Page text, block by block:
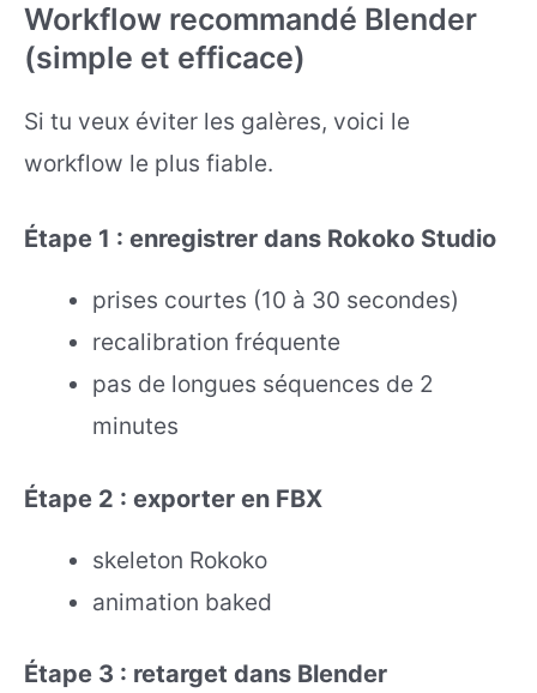
Workflow recommandé Blender
(simple et efficace)
Si tu veux éviter les galères, voici le
workflow le plus fiable.
Étape 1 : enregistrer dans Rokoko Studio
prises courtes (10 à 30 secondes)
recalibration fréquente
pas de longues séquences de 2
minutes
Étape 2 : exporter en FBX
skeleton Rokoko
animation baked
Étape 3 : retarget dans Blender